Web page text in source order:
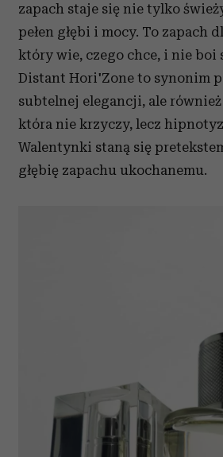
analizować ruch w naszej witrynie.
korzystasz z naszej witryny,
społecznościowym, reklamowym i
otrzymanymi od Ciebie lub
korzystania z ich usług.
zapach staje się nie tylko
pełen głębi i mocy. To zapach
który wie, czego chce, i nie boi
Distant Hori'Zone to synonim
subtelnej elegancji, ale również
która nie krzyczy, lecz
Walentynki staną się
głębię zapachu ukochanemu.